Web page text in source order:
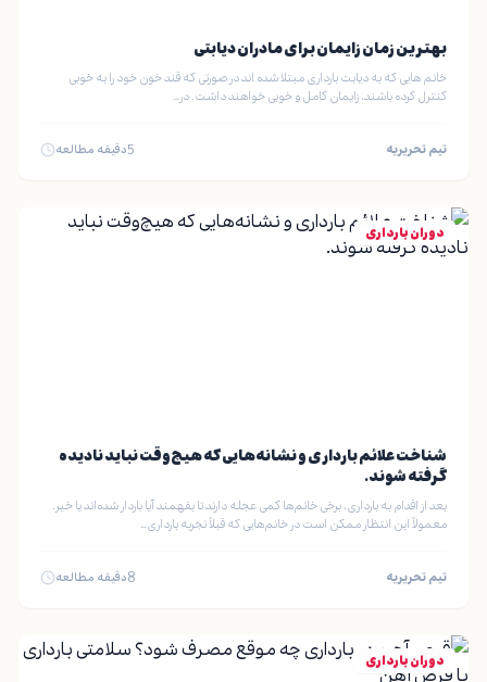
بهترین زمان زایمان برای مادران دیابتی
خانم هایی که به دیابت بارداری مبتلا شده اند در صورتی که قند خون خود را به خوبی
کنترل کرده باشند، زایمان کامل و خوبی خواهند داشت. در…
تیم تحریریه 5دقیقه مطالعه
دوران بارداری
شناخت علائم بارداری و نشانه‌هایی که هیچ‌وقت نباید نادیده
گرفته شوند.
بعد از اقدام به بارداری، برخی خانم‌ها کمی عجله دارند تا بفهمند آیا باردار شده‌اند یا خیر.
معمولاً این انتظار ممکن است در خانم‌هایی که قبلاً تجربه بارداری…
تیم تحریریه 8دقیقه مطالعه
دوران بارداری